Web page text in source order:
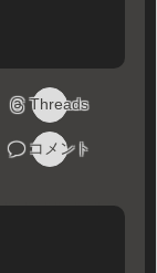
Threads
コメント